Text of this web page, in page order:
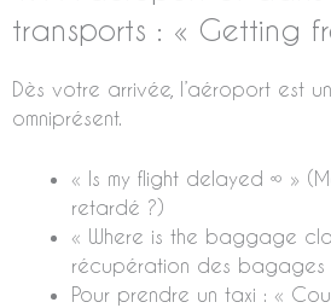
transports : « Getting
Dès votre arrivée, l’aéroport est
omniprésent.
« Is my flight delayed ∞ »
retardé ?)
« Where is the baggage
récupération des bagages
Pour prendre un taxi : «